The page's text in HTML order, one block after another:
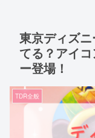
東京ディズ
てる？アイ
ー登場！
TDR全般